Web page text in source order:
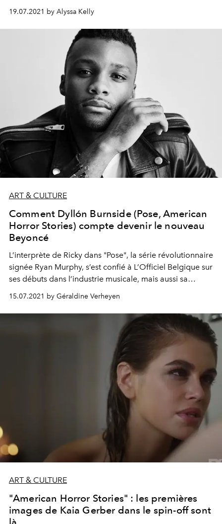
19.07.2021 by Alyssa Kelly
ART & CULTURE
Comment Dyllón Burnside (Pose, American
Horror Stories) compte devenir le nouveau
Beyoncé
L’interprète de Ricky dans "Pose", la série révolutionnaire
signée Ryan Murphy, s’est confié à L’Officiel Belgique sur
ses débuts dans l’industrie musicale, mais aussi sa
participation au spin-off "American Horror Stories", ainsi
que son arrivée prochaine sur les planches de
Broadway.
15.07.2021 by Géraldine Verheyen
ART & CULTURE
"American Horror Stories" : les premières
images de Kaia Gerber dans le spin-off sont